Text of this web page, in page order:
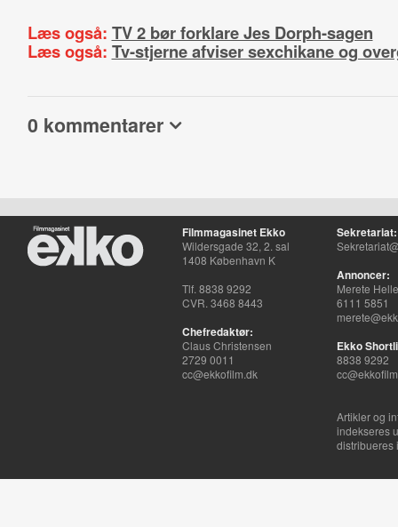
Læs også: TV 2 bør forklare Jes Dorph-sagen
Læs også: Tv-stjerne afviser sexchikane og
0 kommentarer
Filmmagasinet Ekko
Wildersgade 32, 2. sal
1408 København K
Tlf. 8838 9292
CVR. 3468 8443
Chefredaktør:
Claus Christensen
2729 0011
cc@ekkofilm.dk
Sekretariat:
Annoncer:
Merete
6111 5851
Ekko
8838 9292
Artikler og
indekseres
distribueres